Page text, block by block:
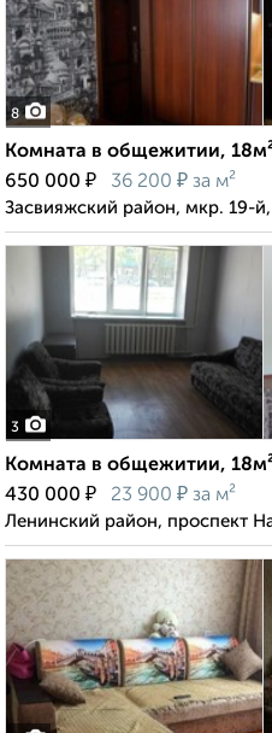
8
Комната в общежитии,
650 000 ₽ 36 200 ₽ за м²
Засвияжский район, мкр. 19-
3
Комната в общежитии,
430 000 ₽ 23 900 ₽ за м²
Ленинский район, проспект